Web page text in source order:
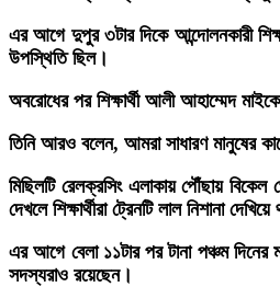
এর আগে দুপুর ৩টার দিকে আন্দোলনকারী
উপস্থিতি ছিল।
অবরোধের পর শিক্ষার্থী আলী আহাম্মেদ
তিনি আরও বলেন, আমরা সাধারণ মানুষের
মিছিলটি রেলক্রসিং এলাকায় পৌঁছায়
দেখলে শিক্ষার্থীরা ট্রেনটি লাল নিশানা দেখিয়ে
এর আগে বেলা ১১টার পর টানা পঞ্চম দিনের
সদস্যরাও রয়েছেন।